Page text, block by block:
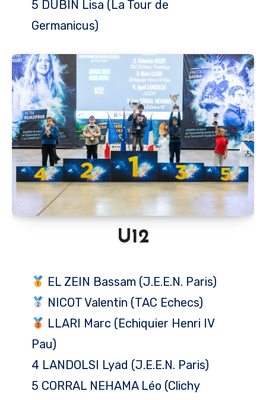
5 DUBIN Lisa (La Tour de
Germanicus)
U12
EL ZEIN Bassam (J.E.E.N. Paris)
NICOT Valentin (TAC Echecs)
LLARI Marc (Echiquier Henri IV
Pau)
4 LANDOLSI Lyad (J.E.E.N. Paris)
5 CORRAL NEHAMA Léo (Clichy